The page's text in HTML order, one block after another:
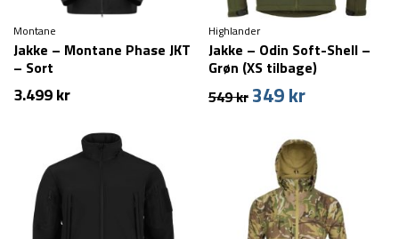
Montane
Jakke – Montane Phase JKT
– Sort
3.499kr
Highlander
Jakke – Odin Soft-Shell –
Grøn (XS tilbage)
549kr Den
var:
549 kr.
349krDen
er:
349 kr.